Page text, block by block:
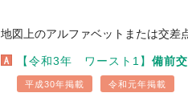
地図上のアルファベットまたは交差
【令和3年 ワースト1】 備前
平成30年掲載 令和元年掲載